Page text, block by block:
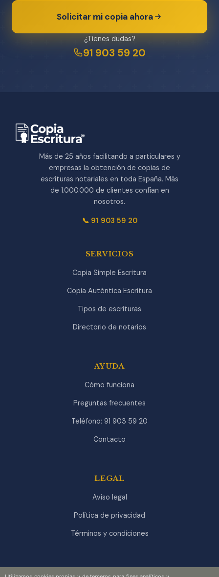
Solicitar mi copia ahora
¿Tienes dudas?
91 903 59 20
Más de 25 años facilitando a particulares y
empresas la obtención de copias de
escrituras notariales en toda España. Más
de 1.000.000 de clientes confían en
nosotros.
📞 91 903 59 20
SERVICIOS
Copia Simple Escritura
Copia Auténtica Escritura
Tipos de escrituras
Directorio de notarios
AYUDA
Cómo funciona
Preguntas frecuentes
Teléfono: 91 903 59 20
Contacto
LEGAL
Aviso legal
Política de privacidad
Términos y condiciones